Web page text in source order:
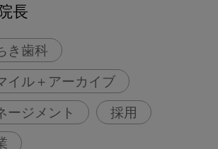
長
き歯科
イル＋アーカイブ
ージメント 採用